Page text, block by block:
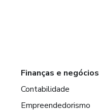
Finanças e negócios
Contabilidade
Empreendedorismo